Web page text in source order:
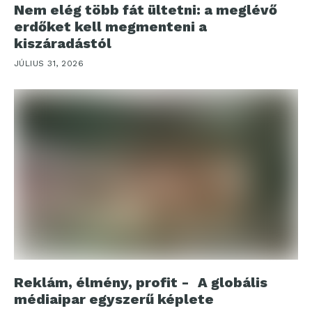
Nem elég több fát ültetni: a meglévő
erdőket kell megmenteni a
kiszáradástól
JÚLIUS 31, 2026
Reklám, élmény, profit - A globális
médiaipar egyszerű képlete